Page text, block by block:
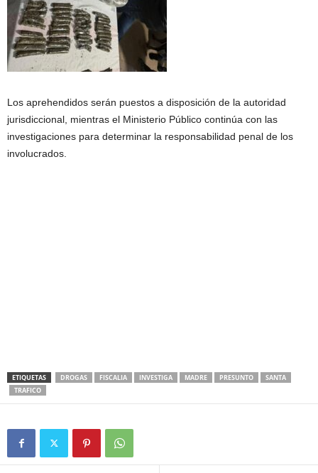
Los aprehendidos serán puestos a disposición de la autoridad
jurisdiccional, mientras el Ministerio Público continúa con las
investigaciones para determinar la responsabilidad penal de los
involucrados.
ETIQUETAS DROGAS FISCALIA INVESTIGA MADRE PRESUNTO
SANTA
TRAFICO